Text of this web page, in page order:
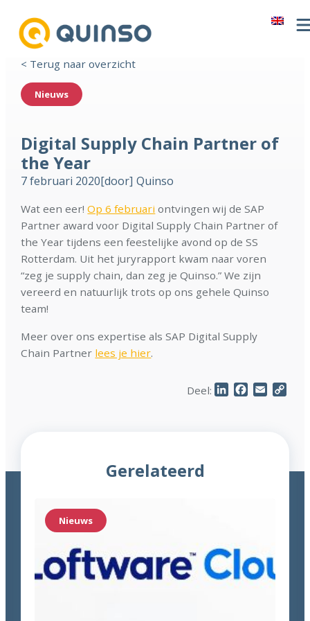
< Terug naar overzicht
Nieuws
Digital Supply Chain Partner of
the Year
7 februari 2020[door] Quinso
Wat een eer!Op 6 februari ontvingen wij de SAP
Partner award voor Digital Supply Chain Partner of
the Year tijdens een feestelijke avond op de SS
Rotterdam. Uit het juryrapport kwam naar voren
“zeg je supply chain, dan zeg je Quinso.” We zijn
vereerd en natuurlijk trots op ons gehele Quinso
team!
Meer over ons expertise als SAP Digital Supply
Chain Partner lees je hier.
Deel: LinkedInFacebook
Email
Gerelateerd
Nieuws